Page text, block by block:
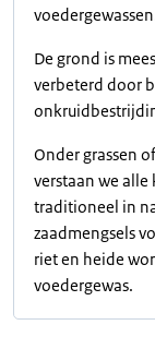
De grond is
verbeterd door
Onder grassen
verstaan we
traditioneel in
zaadmengsels
riet en heide
voedergewas.